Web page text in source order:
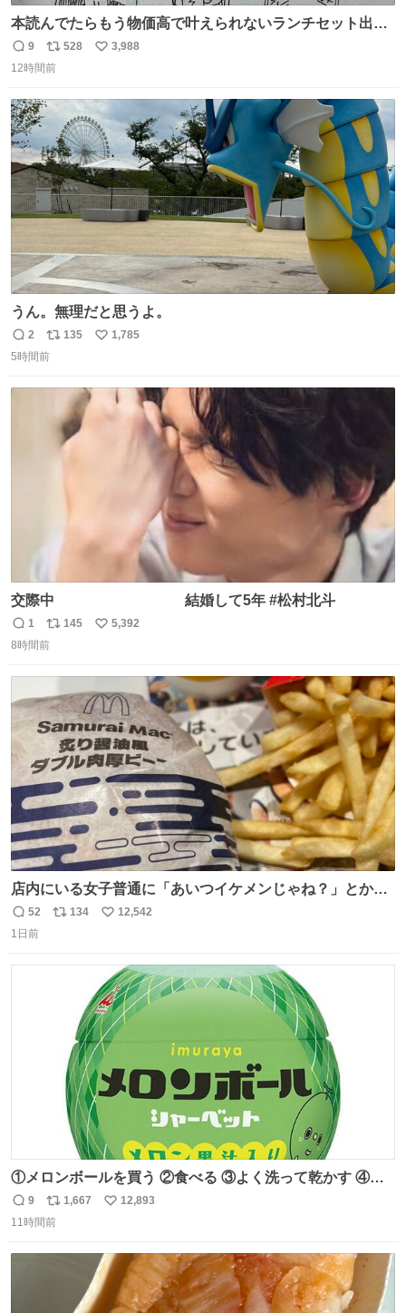
本読んでたらもう物価高で叶えられないランチセット出て
きた
返
信
9
リ
ポ
ト
528
い
数
3,988
12時間前
うん。無理だと思うよ。
返
信
2
リ
ポ
数
135
い
1,785
5時間前
交際中 結婚して5年 #松村北斗
返
信
1
リ
ポ
数
145
い
数
5,392
8時間前
店内にいる女子普通に「あいつイケメンじゃね？」とか
「スマホの持ち方きもw」とか大声で騒いでて怖い
返
信
52
リ
134
い
数
12,542
1日前
①メロンボールを買う ②食べる ③よく洗って乾かす ④か
わいい
返
信
9
リ
ポ
1,667
い
数
12,893
11時間前